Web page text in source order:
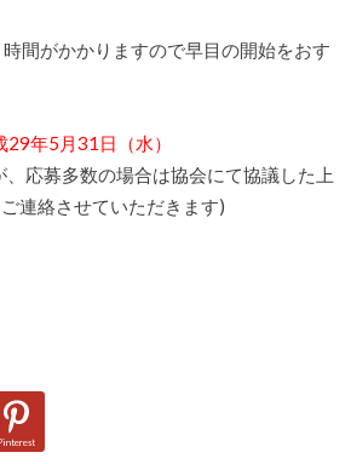
間がかかりますので早目の開始をおす
年5月31日（水）
応募多数の場合は協会にて協議した上
連絡させていただきます)